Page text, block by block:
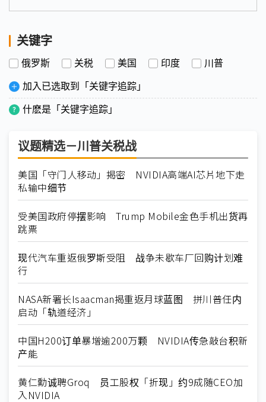
关键字
俄罗斯 关税 美国 印度 川普
加入已选取到「关键字追踪」
什麽是「关键字追踪」
议题精选－川普关税战
美国「守门人移动」揭密 NVIDIA高端AI芯片地下走
私输中细节
受美国政府停摆影响 Trump Mobile金色手机出货再
跳票
现代汽车重返俄罗斯受阻 战争未歇车厂回购计划难
行
NASA新署长Isaacman揭重返月球蓝图 拼川普任内
启动「轨道经济」
中国H200订单暴增逾200万颗 NVIDIA传急敲台积新
产能
黄仁勳诚聘Groq 员工股权「折现」约9成随CEO加
入NVIDIA